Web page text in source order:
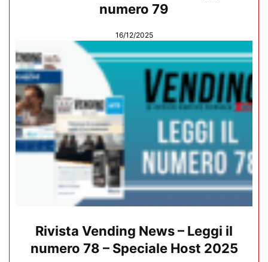
numero 79
16/12/2025
Rivista Vending News – Leggi il
numero 78 – Speciale Host 2025